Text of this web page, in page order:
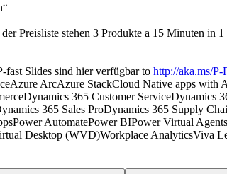
Preisliste stehen 3 Produkte a 15 Minuten
Slides sind hier verfügbar to http://aka.ms/P-
Azure ArcAzure StackCloud Native apps with
Dynamics 365 Customer ServiceDynamics
365 Sales ProDynamics 365 Supply
Power AutomatePower BIPower Virtual Agents
Desktop (WVD)Workplace AnalyticsViva